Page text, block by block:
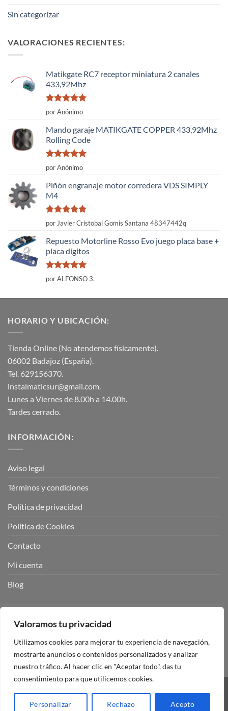
Valoramos tu privacidad
Utilizamos cookies para mejorar tu experiencia de navegación,
mostrarte anuncios o contenidos personalizados y analizar
nuestro tráfico. Al hacer clic en "Aceptar todo", das tu
consentimiento para que utilicemos cookies.
Personalizar Rechazo Acepto
Sin categorizar
VALORACIONES RECIENTES:
Matikgate RC7 receptor miniatura 2 canales
433,92Mhz
Valorado
con
por Anónimo
Mando garaje MATIKGATE COPPER 433,92Mhz
Rolling Code
Valorado
con
por Anónimo
Piñón engranaje motor corredera VDS SIMPLY
M4
Valorado
con
por Javier Cristobal Gomis Santana 48347442q
Repuesto Motorline Rosso Evo juego placa base +
placa dígitos
Valorado
con
por ALFONSO 3.
HORARIO Y UBICACIÓN:
Tienda Online (No atendemos físicamente).
06002 Badajoz (España).
Tel. 629156370.
instalmaticsur@gmail.com.
Lunes a Viernes de 8.00h a 14.00h.
Tardes cerrado.
INFORMACIÓN:
Aviso legal
Términos y condiciones
Política de privacidad
Política de Cookies
Contacto
Mi cuenta
Blog
Visa PayPal Stripe MasterCard